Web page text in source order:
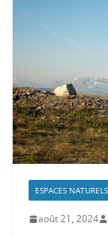
ESPACES
août 21, 2024